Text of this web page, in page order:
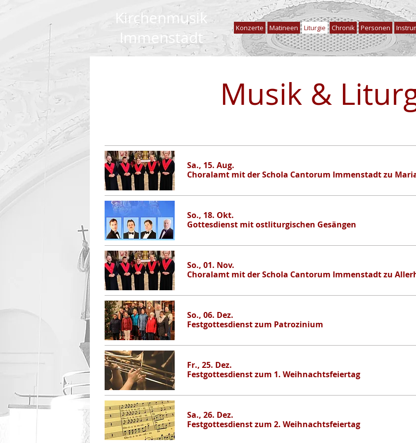
Kirchenmusik
Immenstadt
Konzerte Matineen Liturgie Chronik Personen
Musik &
Sa., 15. Aug.
Choralamt mit der Schola Cantorum Immenstadt zu
So., 18. Okt.
Gottesdienst mit ostliturgischen Gesängen
So., 01. Nov.
Choralamt mit der Schola Cantorum Immenstadt zu
So., 06. Dez.
Festgottesdienst zum Patrozinium
Fr., 25. Dez.
Festgottesdienst zum 1. Weihnachtsfeiertag
Sa., 26. Dez.
Festgottesdienst zum 2. Weihnachtsfeiertag